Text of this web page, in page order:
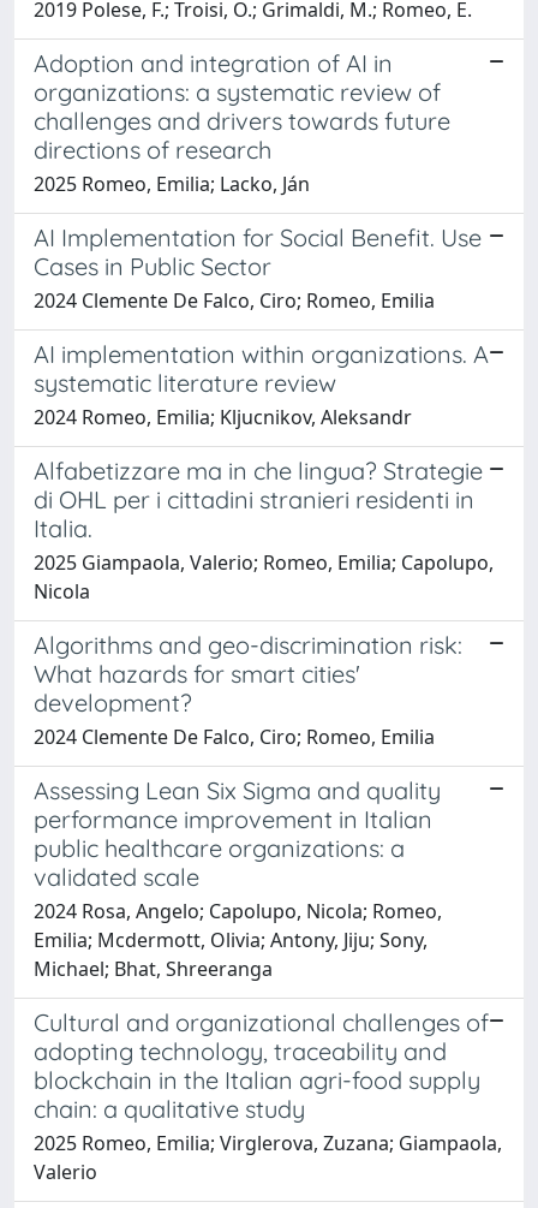
2019 Polese, F.; Troisi, O.; Grimaldi, M.; Romeo, E.
Adoption and integration of AI in
organizations: a systematic review of
challenges and drivers towards future
directions of research
2025 Romeo, Emilia; Lacko, Ján
AI Implementation for Social Benefit. Use
Cases in Public Sector
2024 Clemente De Falco, Ciro; Romeo, Emilia
AI implementation within organizations. A
systematic literature review
2024 Romeo, Emilia; Kljucnikov, Aleksandr
Alfabetizzare ma in che lingua? Strategie
di OHL per i cittadini stranieri residenti in
Italia.
2025 Giampaola, Valerio; Romeo, Emilia; Capolupo,
Nicola
Algorithms and geo-discrimination risk:
What hazards for smart cities'
development?
2024 Clemente De Falco, Ciro; Romeo, Emilia
Assessing Lean Six Sigma and quality
performance improvement in Italian
public healthcare organizations: a
validated scale
2024 Rosa, Angelo; Capolupo, Nicola; Romeo,
Emilia; Mcdermott, Olivia; Antony, Jiju; Sony,
Michael; Bhat, Shreeranga
Cultural and organizational challenges of
adopting technology, traceability and
blockchain in the Italian agri-food supply
chain: a qualitative study
2025 Romeo, Emilia; Virglerova, Zuzana; Giampaola,
Valerio